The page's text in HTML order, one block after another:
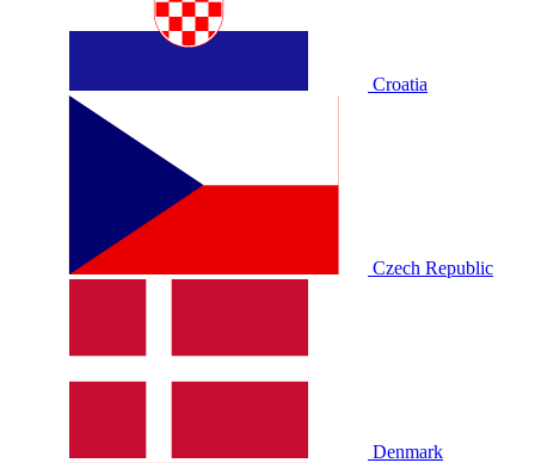
Croatia
Czech Republic
Denmark